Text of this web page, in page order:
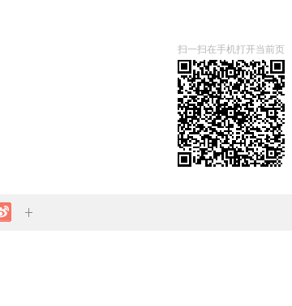
扫一扫在手机打开当前页